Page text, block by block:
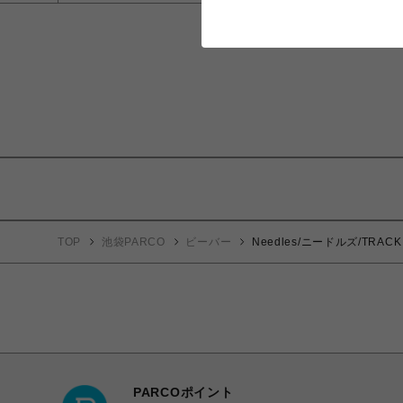
TOP 池袋PARCO ビーバー Needles/ニードルズ/
PARCOポイント